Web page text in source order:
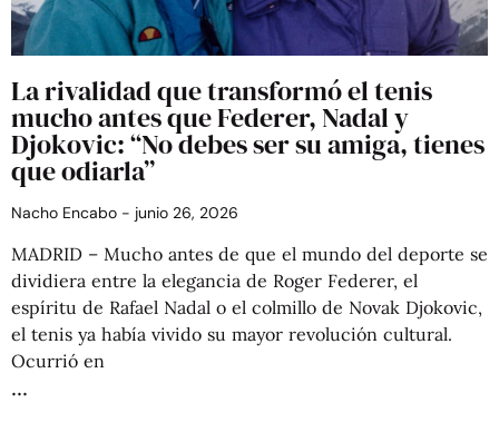
La rivalidad que transformó el tenis
mucho antes que Federer, Nadal y
Djokovic: “No debes ser su amiga, tienes
que odiarla”
Nacho Encabo junio 26, 2026
MADRID – Mucho antes de que el mundo del deporte se
dividiera entre la elegancia de Roger Federer, el
espíritu de Rafael Nadal o el colmillo de Novak Djokovic,
el tenis ya había vivido su mayor revolución cultural.
Ocurrió en